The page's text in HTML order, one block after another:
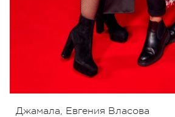
Джамала, Евгения Власова